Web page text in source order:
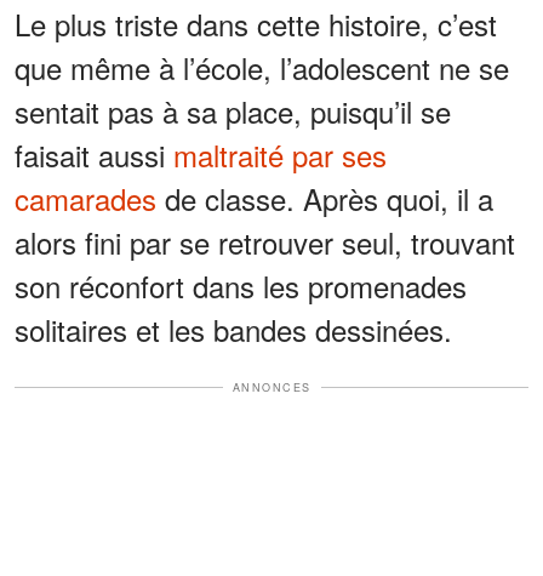
Le plus triste dans cette histoire, c’est
que même à l’école, l’adolescent ne se
sentait pas à sa place, puisqu’il se
faisait aussi maltraité par ses
camarades de classe. Après quoi, il a
alors fini par se retrouver seul, trouvant
son réconfort dans les promenades
solitaires et les bandes dessinées.
ANNONCES